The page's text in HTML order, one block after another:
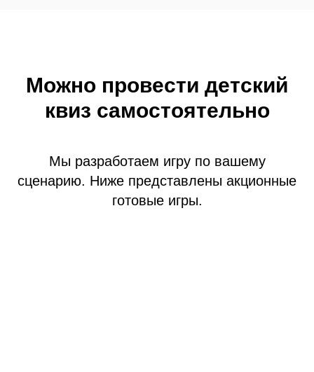
Можно провести детский
квиз самостоятельно
Мы разработаем игру по вашему
сценарию. Ниже представлены акционные
готовые игры.